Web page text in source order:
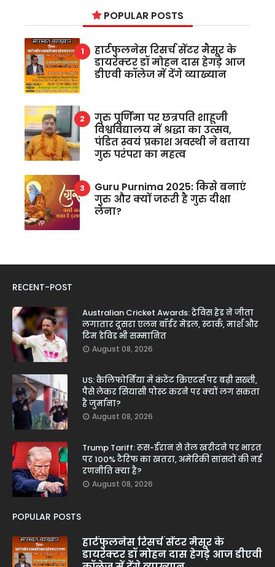
POPULAR POSTS
हार्टफुलनेस रिसर्च सेंटर मैसूर के
डायरेक्टर डॉ मोहन दास हेगड़े आज
डीएवी कॉलेज में देंगे व्याख्यान
गुरु पूर्णिमा पर छत्रपति शाहूजी
विश्वविद्यालय में श्रद्धा का उत्सव,
पंडित स्वयं प्रकाश अवस्थी ने बताया
गुरु परंपरा का महत्व
Guru Purnima 2025: किसे बनाएं
गुरु और क्यों जरूरी है गुरु दीक्षा
लेना?
RECENT-POST
Australian Cricket Awards: ट्रेविस हेड ने जीता
लगातार दूसरा एलन बॉर्डर मेडल, स्टार्क, मार्श और
टिम डेविड भी सम्मानित
August 08, 2026
US: कैलिफोर्निया में कंटेंट क्रिएटर्स पर बढ़ी सख्ती,
पैसे लेकर सियासी पोस्ट करने पर क्यों लग सकता
है जुर्माना?
August 08, 2026
Trump Tariff: रूस-ईरान से तेल खरीदने पर भारत
पर 100% टैरिफ का खतरा, अमेरिकी सांसदों की नई
रणनीति क्या है?
August 08, 2026
POPULAR POSTS
हार्टफुलनेस रिसर्च सेंटर मैसूर के
डायरेक्टर डॉ मोहन दास हेगड़े आज डीएवी